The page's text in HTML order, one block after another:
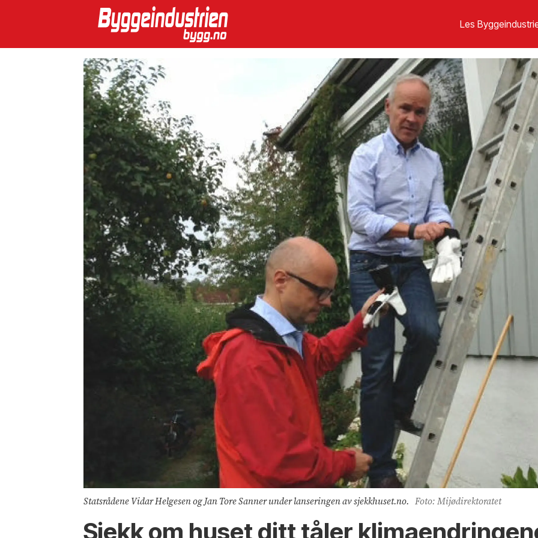
Les
Statsrådene Vidar Helgesen og Jan Tore Sanner under lanseringen av sjekkhuset.no. Foto: Mijødirektoratet
Sjekk om huset ditt tåler